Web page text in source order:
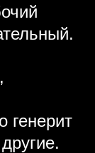
генерит